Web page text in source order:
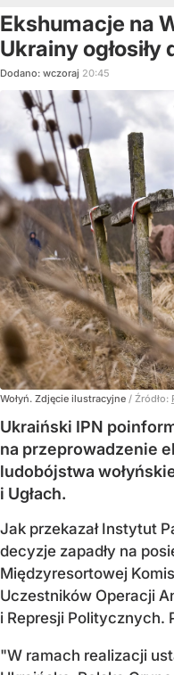
Ekshumacje na
Ukrainy ogłosiły
Dodano: wczoraj 20:45
Wołyń. Zdjęcie ilustracyjne / Źródło:
Ukraiński IPN
na przeprowadzenie
ludobójstwa
i Ugłach.
Jak przekazał Instytut
decyzje zapadły na
Międzyresortowej
Uczestników Operacji
i Represji Politycznych.
"W ramach realizacji